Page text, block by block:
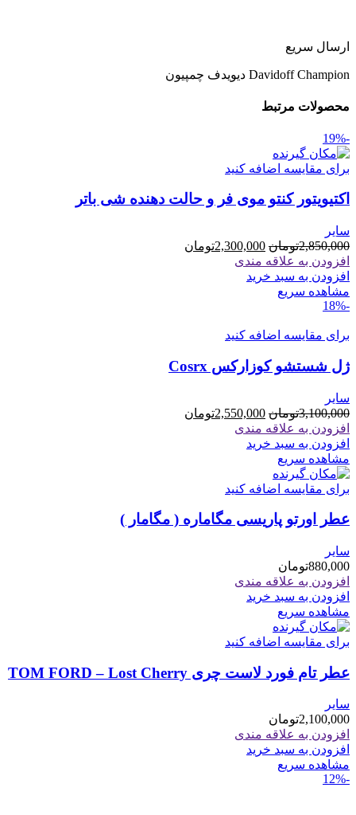
ارسال سریع
Davidoff Champion دیویدف چمپیون
محصولات مرتبط
-19%
برای مقایسه اضافه کنید
اکتیویتور کنتو موی فر و حالت دهنده شی باتر
سایر
2,850,000تومان قیمت
اصلی
2,300,000تومان
افزودن به علاقه مندی
افزودن به سبد خرید
مشاهده سریع
-18%
برای مقایسه اضافه کنید
ژل شستشو کوزارکس Cosrx
سایر
3,100,000تومان قیمت
اصلی
2,550,000تومان
افزودن به علاقه مندی
افزودن به سبد خرید
مشاهده سریع
برای مقایسه اضافه کنید
عطر اورتو پاریسی مگاماره ( مگامار )
سایر
880,000تومان
افزودن به علاقه مندی
افزودن به سبد خرید
مشاهده سریع
برای مقایسه اضافه کنید
عطر تام فورد لاست چری TOM FORD – Lost Cherry
سایر
2,100,000تومان
افزودن به علاقه مندی
افزودن به سبد خرید
مشاهده سریع
-12%